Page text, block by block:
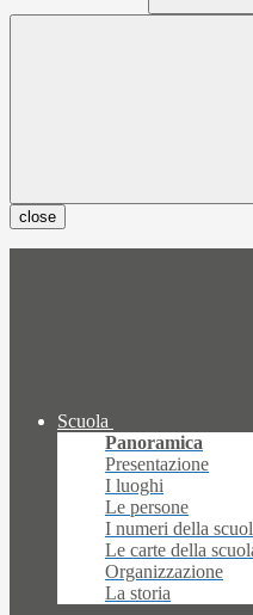
close
Scuola
Panoramica
Presentazione
I luoghi
Le persone
I numeri della
Le carte della
Organizzazione
La storia